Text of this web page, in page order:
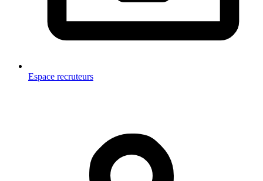
Espace recruteurs